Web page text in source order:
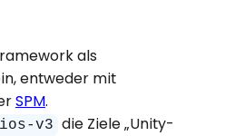
als
entweder mit
SPM.
v3 die Ziele„Unity-